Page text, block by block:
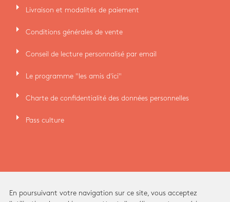
arrow_right Livraison et modalités de paiement
arrow_right Conditions générales de vente
arrow_right Conseil de lecture personnalisé par email
arrow_right Le programme "les amis d'ici"
arrow_right Charte de confidentialité des données personnelles
arrow_right Pass culture
En poursuivant votre navigation sur ce site, vous acceptez